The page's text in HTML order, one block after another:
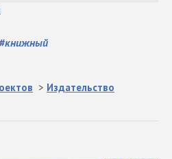
#книжный
> Издательство